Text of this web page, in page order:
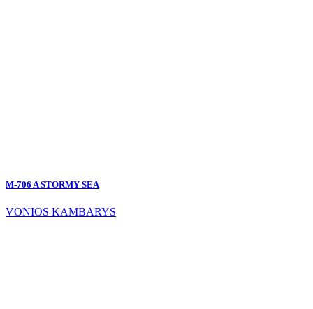
M-706 A STORMY SEA
VONIOS KAMBARYS